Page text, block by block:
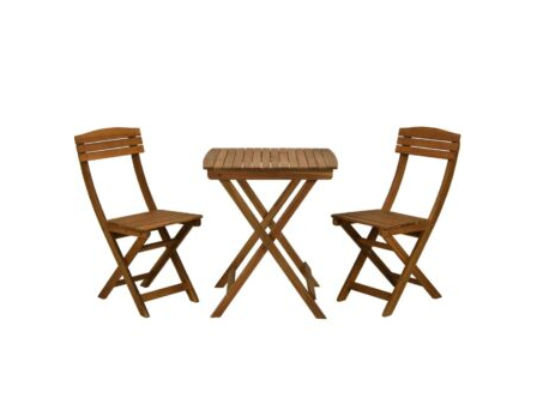
Elektronica
Speelgoed